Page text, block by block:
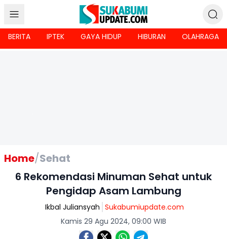
BERITA IPTEK GAYA HIDUP HIBURAN OLAHRAGA
Home/Sehat
6 Rekomendasi Minuman Sehat untuk
Pengidap Asam Lambung
Ikbal Juliansyah Sukabumiupdate.com
Kamis 29 Agu 2024, 09:00 WIB